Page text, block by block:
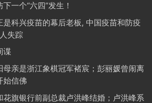
一个“六四”发生！
是科兴疫苗的幕后老板, 中国疫苗和防疫
失踪
谍
母亲是浙江象棋冠军褚宸；彭丽媛曾闹离
始信佛
花旗银行前副总裁卢洪峰结婚；卢洪峰系